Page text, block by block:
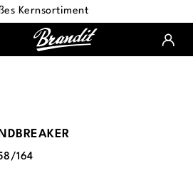
Kernsortiment
164